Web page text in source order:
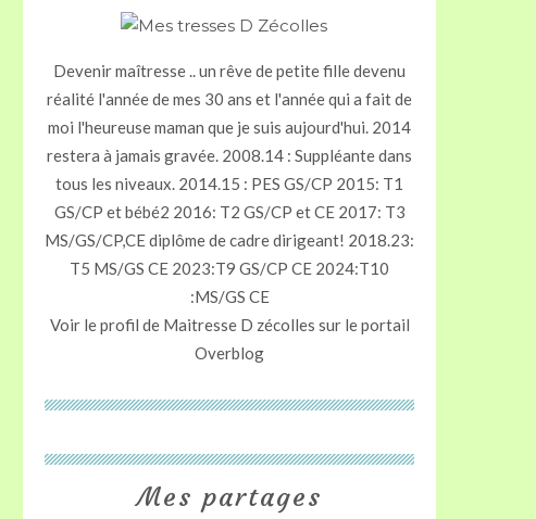
Devenir maîtresse .. un rêve de petite fille devenu
réalité l'année de mes 30 ans et l'année qui a fait de
moi l'heureuse maman que je suis aujourd'hui. 2014
restera à jamais gravée. 2008.14 : Suppléante dans
tous les niveaux. 2014.15 : PES GS/CP 2015: T1
GS/CP et bébé2 2016: T2 GS/CP et CE 2017: T3
MS/GS/CP,CE diplôme de cadre dirigeant! 2018.23:
T5 MS/GS CE 2023:T9 GS/CP CE 2024:T10
:MS/GS CE
Voir le profil de Maitresse D zécolles sur le portail
Overblog
Mes partages